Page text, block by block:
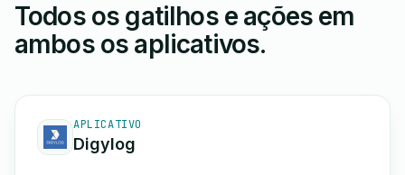
Todos os gatilhos e ações em
ambos os aplicativos.
APLICATIVO
Digylog